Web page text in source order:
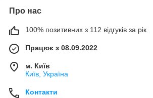
Про нас
100% позитивних з 112 відгуків за рік
Працює з 08.09.2022
м. Київ
Київ, Україна
Контакти